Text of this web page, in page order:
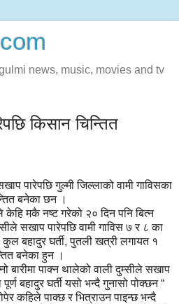
news, music, movies and tv
किसान चिन्तित
पारेपछि गुल्मी जिल्लाको वामी गाविसका
बनेका छन ।
केहि मकै नष्ट गरेको २० दिन पनि बित्न
सखाप पारेपछि वामी गाविस ७ र ८ का
कुल बहादुर घर्ती, पुतली खत्री लगायत १
बनेका हुन ।
बारीमा पाक्न थालेको वाली दुम्सीले सखाप
बहादुर घर्ती यसो भन्दै गुनासो पोक्छन “
कहिले पाक्छ र भित्राउन पाइन्छ भन्दै